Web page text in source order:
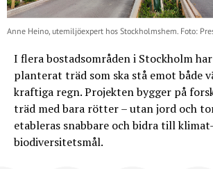
Anne Heino, utemiljöexpert hos Stockholmshem. Foto:
I flera bostadsområden i Stockholm
planterat träd som ska stå emot både
kraftiga regn. Projekten bygger på
träd med bara rötter – utan jord och
etableras snabbare och bidra till
biodiversitetsmål.